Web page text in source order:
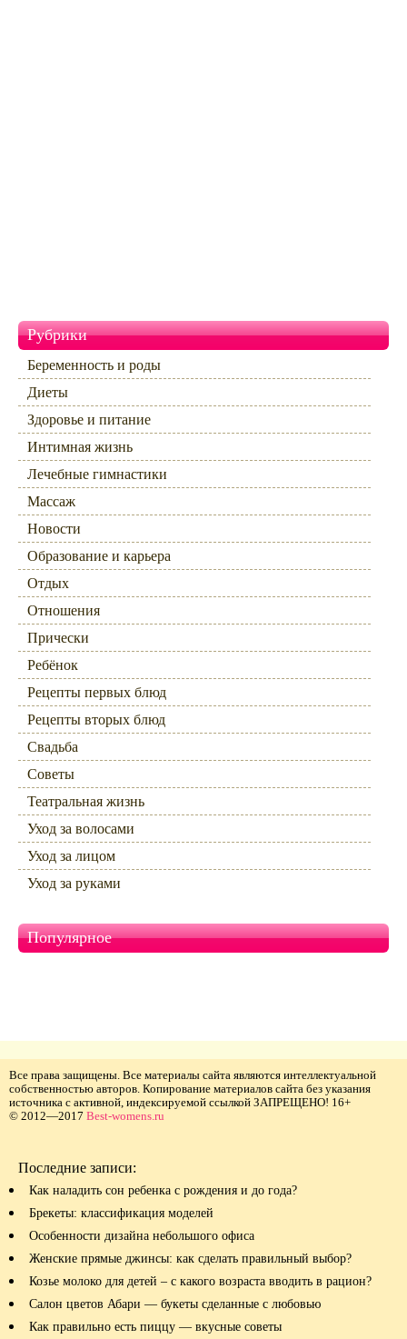
Рубрики
Беременность и роды
Диеты
Здоровье и питание
Интимная жизнь
Лечебные гимнастики
Массаж
Новости
Образование и карьера
Отдых
Отношения
Прически
Ребёнок
Рецепты первых блюд
Рецепты вторых блюд
Свадьба
Советы
Театральная жизнь
Уход за волосами
Уход за лицом
Уход за руками
Популярное
Все права защищены. Все материалы сайта являются интеллектуальной
собственностью авторов. Копирование материалов сайта без указания
источника с активной, индексируемой ссылкой ЗАПРЕЩЕНО! 16+
© 2012—2017 Best-womens.ru
Последние записи:
Как наладить сон ребенка с рождения и до года?
Брекеты: классификация моделей
Особенности дизайна небольшого офиса
Женские прямые джинсы: как сделать правильный выбор?
Козье молоко для детей – с какого возраста вводить в рацион?
Салон цветов Абари — букеты сделанные с любовью
Как правильно есть пиццу — вкусные советы